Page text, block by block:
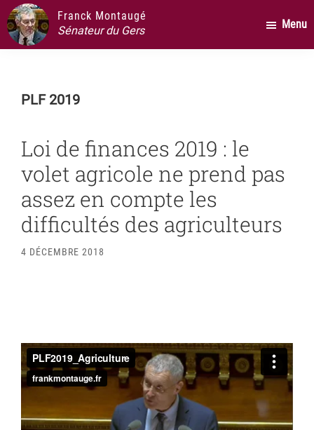
Passer
au
contenu
Passer
la
latérale
Passer
au
pied
page
Franck Montaugé
Sénateur du Gers
Menu
PLF 2019
Loi de finances 2019 : le
volet agricole ne prend pas
assez en compte les
difficultés des agriculteurs
4 DÉCEMBRE 2018